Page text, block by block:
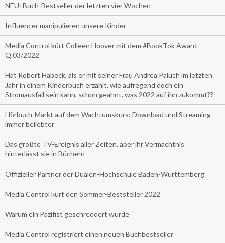
NEU: Buch-Bestseller der letzten vier Wochen
Influencer manipulieren unsere Kinder
Media Control kürt Colleen Hoover mit dem #BookTok Award
Q.03/2022
Hat Robert Habeck, als er mit seiner Frau Andrea Paluch im letzten
Jahr in einem Kinderbuch erzählt, wie aufregend doch ein
Stromausfall sein kann, schon geahnt, was 2022 auf ihn zukommt??
Hörbuch-Markt auf dem Wachtumskurs: Download und Streaming
immer beliebter
Das größte TV-Ereignis aller Zeiten, aber ihr Vermächtnis
hinterlässt sie in Büchern
Offizieller Partner der Dualen-Hochschule Baden-Württemberg
Media Control kürt den Sommer-Beststeller 2022
Warum ein Pazifist geschreddert wurde
Media Control registriert einen neuen Buchbestseller